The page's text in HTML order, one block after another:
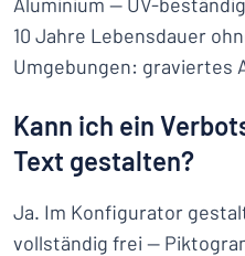
10 Jahre Lebensdauer
Umgebungen: graviertes
Kann ich ein
Text gestalten?
Ja. Im Konfigurator
vollständig frei —